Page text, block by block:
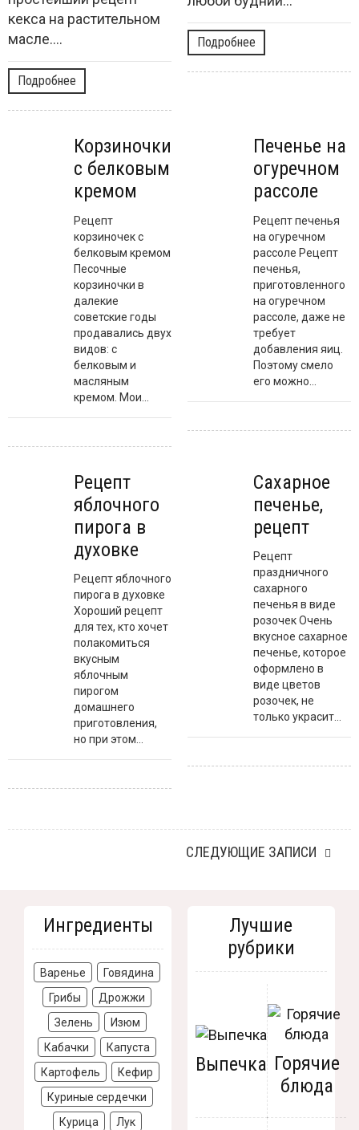
кекса на растительном
масле....
Подробнее
Подробнее
Корзиночки
с белковым
кремом
Рецепт
корзиночек с
белковым кремом
Песочные
корзиночки в
далекие
советские годы
продавались двух
видов: с
белковым и
масляным
кремом. Мои...
Печенье на
огуречном
рассоле
Рецепт печенья
на огуречном
рассоле Рецепт
печенья,
приготовленного
на огуречном
рассоле, даже не
требует
добавления яиц.
Поэтому смело
его можно...
Рецепт
яблочного
пирога в
духовке
Рецепт яблочного
пирога в духовке
Хороший рецепт
для тех, кто хочет
полакомиться
вкусным
яблочным
пирогом
домашнего
приготовления,
но при этом...
Сахарное
печенье,
рецепт
Рецепт
праздничного
сахарного
печенья в виде
розочек Очень
вкусное сахарное
печенье, которое
оформлено в
виде цветов
розочек, не
только украсит...
СЛЕДУЮЩИЕ ЗАПИСИ
Ингредиенты
Варенье
Говядина
Грибы
Дрожжи
Зелень
Изюм
Кабачки
Капуста
Картофель
Кефир
Куриные сердечки
Курица
Лук
Лучшие
рубрики
Выпечка Горячие
блюда